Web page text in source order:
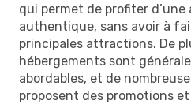
qui permet de profiter d’une
authentique, sans avoir à
principales attractions. De
hébergements sont
abordables, et de
proposent des promotions